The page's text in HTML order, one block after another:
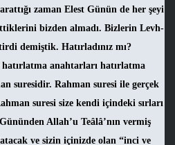
zaman Elest Günün de her şeyi
bizden almadı. Bizlerin Levh-
demiştik. Hatırladınız mı?
anahtarları hatırlatma
suresidir. Rahman suresi ile gerçek
suresi size kendi içindeki sırları
Allah’u Teâlâ’nın vermiş
ve sizin içinizde olan “inci ve